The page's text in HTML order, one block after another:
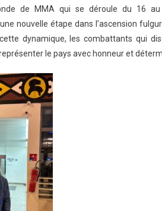
de MMA qui se déroule du 16
nouvelle étape dans l’ascension
dynamique, les combattants qui
le pays avec honneur et